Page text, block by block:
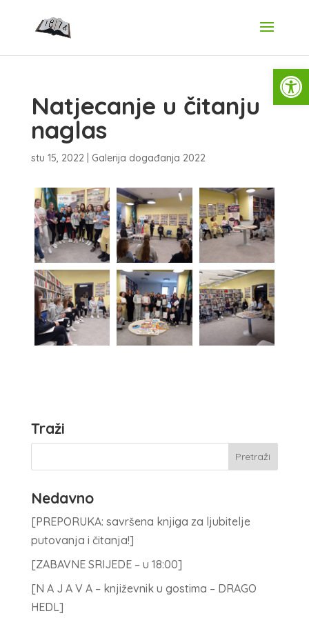
Natjecanje u čitanju
naglas
stu 15, 2022| Galerija događanja 2022
Traži
Nedavno
[PREPORUKA: savršena knjiga za ljubitelje
putovanja i čitanja!]
[ZABAVNE SRIJEDE – u 18:00]
[N A J A V A – književnik u gostima – DRAGO
HEDL]